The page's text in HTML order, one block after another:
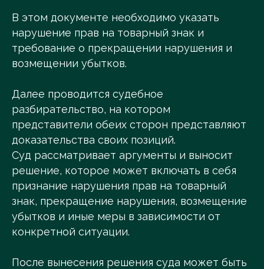
В этом документе необходимо указать
нарушение прав на товарный знак и
требование о прекращении нарушения и
возмещении убытков.
Далее проводится судебное
разбирательство, на котором
представители обеих сторон представляют
доказательства своих позиций.
Суд рассматривает аргументы и выносит
решение, которое может включать в себя
признание нарушения прав на товарный
знак, прекращение нарушения, возмещение
убытков и иные меры в зависимости от
конкретной ситуации.
После вынесения решения суда может быть